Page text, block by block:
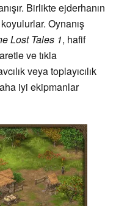
Birlikte ejderhanın
Oynanış
Lost Tales 1, hafif
ve tıkla
veya toplayıcılık
iyi ekipmanlar